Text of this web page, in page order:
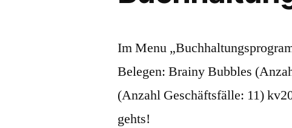
Im Menu
Belegen: Brainy Bubbles
(Anzahl Geschäftsfälle: 11)
gehts!